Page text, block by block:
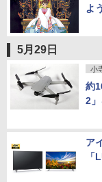
よ
5月29日
小
約
2
ア